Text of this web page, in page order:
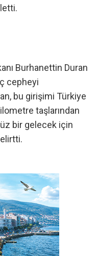
Burhanettin Duran
cepheyi
bu girişimi Türkiye
taşlarından
bir gelecek için